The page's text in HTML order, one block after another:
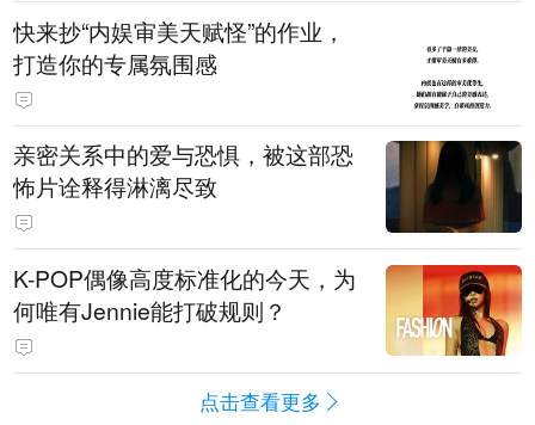
快来抄“内娱审美天赋怪”的作业，
打造你的专属氛围感
亲密关系中的爱与恐惧，被这部恐
怖片诠释得淋漓尽致
K-POP偶像高度标准化的今天，为
何唯有Jennie能打破规则？
点击查看更多